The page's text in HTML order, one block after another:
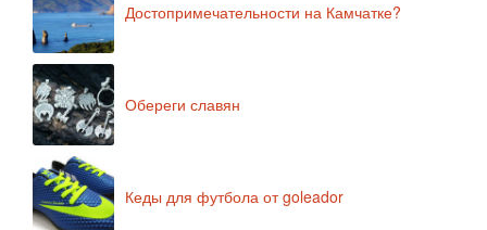
Достопримечательности на Камчатке?
Обереги славян
Кеды для футбола от goleador